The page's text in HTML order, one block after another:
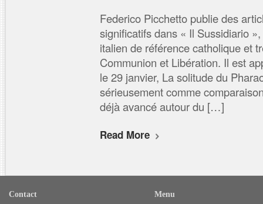
Federico Picchetto publie des
significatifs dans « Il Sussidiario
italien de référence catholique et
Communion et Libération. Il est
le 29 janvier, La solitude du
sérieusement comme
déjà avancé autour du […]
Read More
Contact Menu